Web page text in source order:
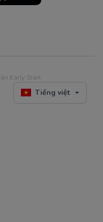
Early Start
Tiếng việt